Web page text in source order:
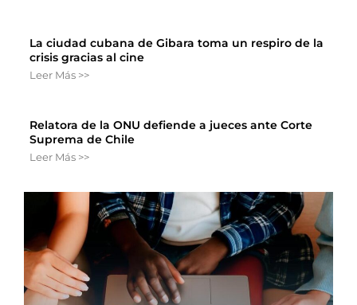
La ciudad cubana de Gibara toma un respiro de la
crisis gracias al cine
Leer Más >>
Relatora de la ONU defiende a jueces ante Corte
Suprema de Chile
Leer Más >>